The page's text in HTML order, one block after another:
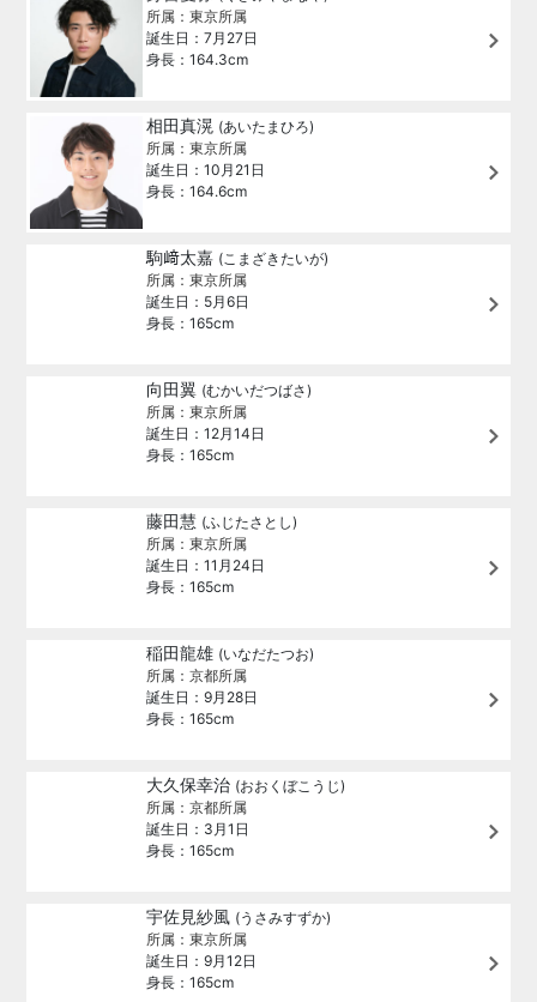
所属：東京所属
誕生日：7月27日
身長：164.3cm
相田真滉 (あいたまひろ)
所属：東京所属
誕生日：10月21日
身長：164.6cm
駒﨑太嘉 (こまざきたいが)
所属：東京所属
誕生日：5月6日
身長：165cm
向田翼 (むかいだつばさ)
所属：東京所属
誕生日：12月14日
身長：165cm
藤田慧 (ふじたさとし)
所属：東京所属
誕生日：11月24日
身長：165cm
稲田龍雄 (いなだたつお)
所属：京都所属
誕生日：9月28日
身長：165cm
大久保幸治 (おおくぼこうじ)
所属：京都所属
誕生日：3月1日
身長：165cm
宇佐見紗風 (うさみすずか)
所属：東京所属
誕生日：9月12日
身長：165cm